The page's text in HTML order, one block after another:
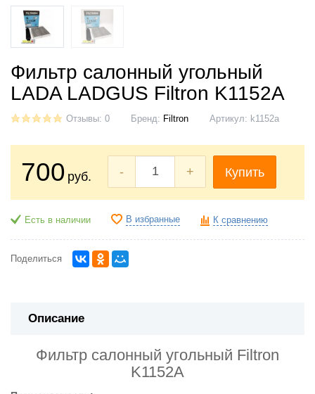
Фильтр салонный угольный
LADA LADGUS Filtron K1152A
Отзывы: 0 Бренд: Filtron Артикул: k1152a
700 руб. - + Купить
Есть в наличии В избранные К сравнению
Поделиться
Описание
Фильтр салонный угольный Filtron
K1152A